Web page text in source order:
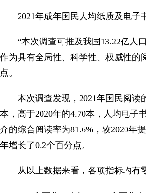
2021年成年国民人均纸质及电子
“本次调查可推及我国13.22亿人
作为具有全局性、科学性、权威性的
点。
本次调查发现，2021年国民阅读
本，高于2020年的4.70本，人均电子
介的综合阅读率为81.6%，较2020年
年增长了0.2个百分点。
从以上数据来看，各项指标均有